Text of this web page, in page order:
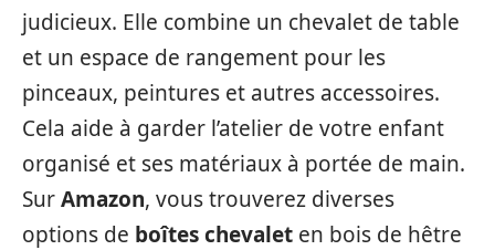
judicieux. Elle combine un chevalet de table
et un espace de rangement pour les
pinceaux, peintures et autres accessoires.
Cela aide à garder l’atelier de votre enfant
organisé et ses matériaux à portée de main.
SurAmazon, vous trouverez diverses
options de boîtes chevalet en bois de hêtre